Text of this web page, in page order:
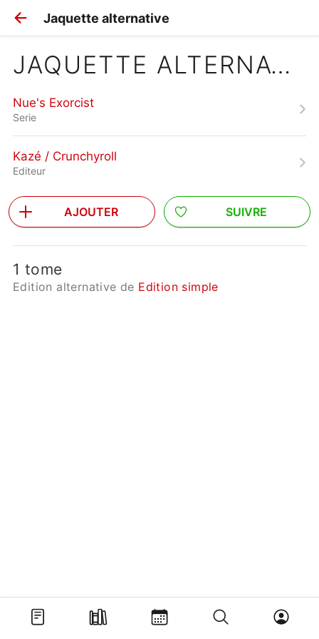
Jaquette alternative
JAQUETTE ALTERNATIVE
Nue's Exorcist
Serie
Kazé / Crunchyroll
Editeur
AJOUTER SUIVRE
1 tome
Edition alternative de Edition simple